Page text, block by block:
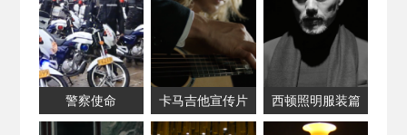
警察使命 卡马吉他宣传片 西顿照明服装篇